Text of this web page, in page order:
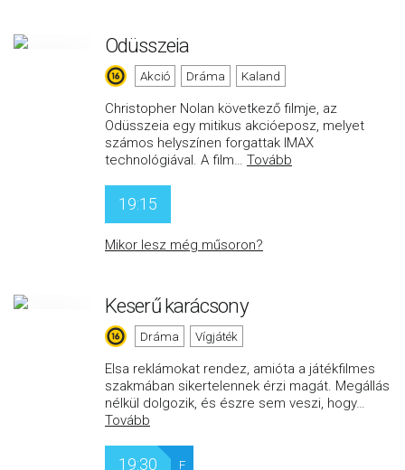
Odüsszeia
Akció Dráma Kaland
Christopher Nolan következő filmje, az
Odüsszeia egy mitikus akcióeposz, melyet
számos helyszínen forgattak IMAX
technológiával. A film… Tovább
19:15
Mikor lesz még műsoron?
Keserű karácsony
Dráma Vígjáték
Elsa reklámokat rendez, amióta a játékfilmes
szakmában sikertelennek érzi magát. Megállás
nélkül dolgozik, és észre sem veszi, hogy…
Tovább
19:30 F